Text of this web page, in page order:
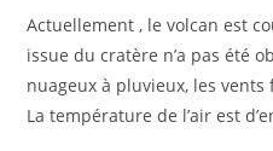
Actuellement , le volcan est
issue du cratère n’a pas été
nuageux à pluvieux, les vents
La température de l’air est